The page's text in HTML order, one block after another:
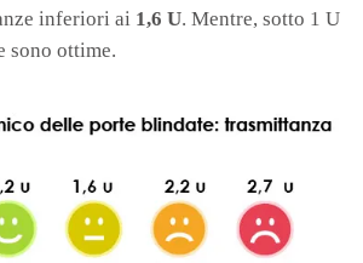
inferiori ai 1,6 U. Mentre, sotto 1 U
sono ottime.